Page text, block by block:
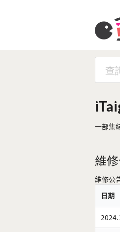
一部集
維
維修公
日期